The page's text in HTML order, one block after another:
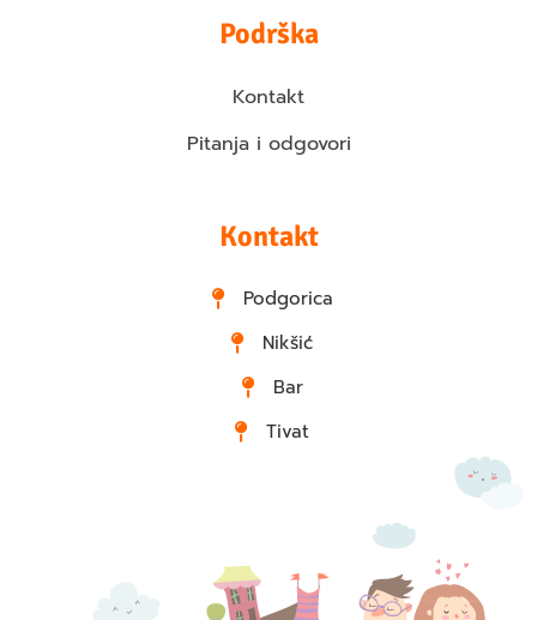
Podrška
Kontakt
Pitanja i odgovori
Kontakt
Podgorica
Nikšić
Bar
Tivat